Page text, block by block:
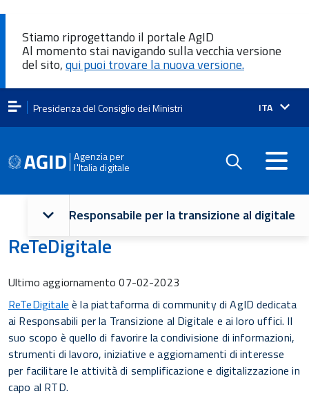
Stiamo riprogettando il portale AgID
Al momento stai navigando sulla vecchia versione
del sito,qui puoi trovare la nuova versione.
Presidenza del Consiglio dei Ministri Lingua
ITA
Agenzia per
l'Italia digitale
Navigazione
principale
Responsabile per la transizione al digitale
ReTeDigitale
Ultimo aggiornamento 07-02-2023
ReTeDigitale è la piattaforma di community di AgID dedicata
ai Responsabili per la Transizione al Digitale e ai loro uffici. Il
suo scopo è quello di favorire la condivisione di informazioni,
strumenti di lavoro, iniziative e aggiornamenti di interesse
per facilitare le attività di semplificazione e digitalizzazione in
capo al RTD.